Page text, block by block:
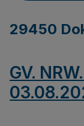
29450
GV.